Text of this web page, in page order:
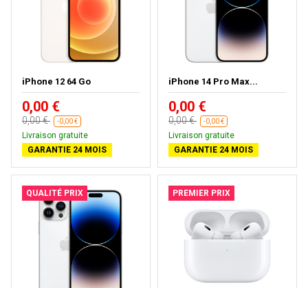
iPhone 12 64 Go
0,00 €
0,00 € -0,00 €
Livraison gratuite
GARANTIE 24 MOIS
iPhone 14 Pro Max...
0,00 €
0,00 € -0,00 €
Livraison gratuite
GARANTIE 24 MOIS
QUALITÉ PRIX PREMIER PRIX